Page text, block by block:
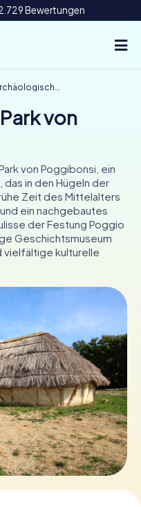
Bewertungen
CH
DE
Park von Poggibonsi
von
von Poggibonsi, ein
in den Hügeln der
Zeit des Mittelalters
ein nachgebautes
der Festung Poggio
Geschichtsmuseum
vielfältige kulturelle